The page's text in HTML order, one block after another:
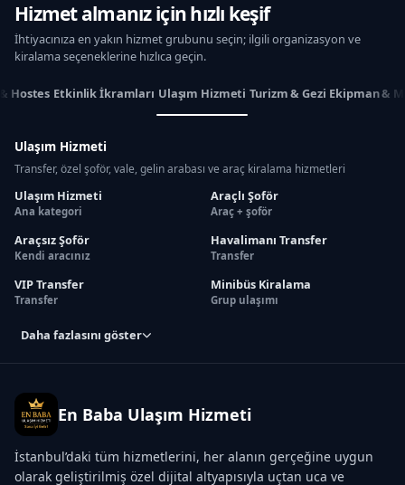
Hizmet almanız için hızlı keşif
İhtiyacınıza en yakın hizmet grubunu seçin; ilgili organizasyon ve
kiralama seçeneklerine hızlıca geçin.
Hostes Etkinlik İkramları Ulaşım Hizmeti Turizm & Gezi Ekipman &
Ulaşım Hizmeti
Transfer, özel şoför, vale, gelin arabası ve araç kiralama hizmetleri
Ulaşım Hizmeti
Ana kategori
Araçlı Şoför
Araç + şoför
Araçsız Şoför
Kendi aracınız
Havalimanı Transfer
Transfer
VIP Transfer
Transfer
Minibüs Kiralama
Grup ulaşımı
Daha fazlasını göster
En Baba Ulaşım Hizmeti
İstanbul’daki tüm hizmetlerini, her alanın gerçeğine uygun
olarak geliştirilmiş özel dijital altyapısıyla uçtan uca ve